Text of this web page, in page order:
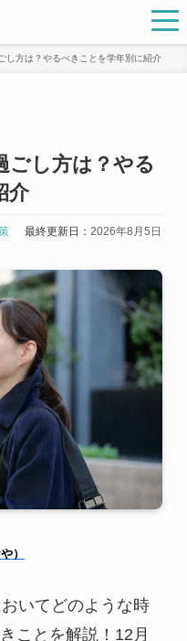
し方は？やるべきことを学年別に紹介
ごし方は？やる
介
最終更新日：2026年8月5日
）
いてどのような時
ことを解説！12月